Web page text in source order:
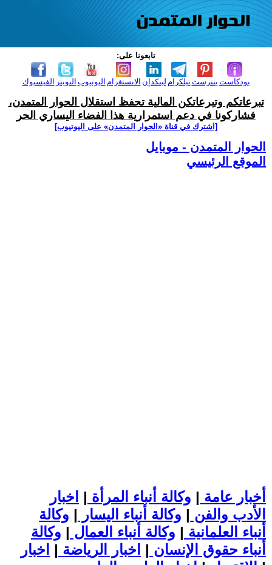
تابعونا على:
الفيسبوك التويتر اليوتيوب الانستغرام لينكدإن تيلكرامبنترست بودكاست
تبرعاتكم وتبرعاتكن المالية تحفظ استقلال الحوار المتمدن،
فشاركونا في دعم استمرارية هذا الفضاء اليساري الحر
[اشترك في قناة ‫«الحوار المتمدن» على اليوتيوب]
الحوار المتمدن - موبايل
الموقع الرئيسي
أخبار عامة | وكالة أنباء المرأة | اخبار
الأدب والفن | وكالة أنباء اليسار | وكالة
أنباء العلمانية | وكالة أنباء العمال | وكالة
أنباء حقوق الإنسان | اخبار الرياضة | اخبار